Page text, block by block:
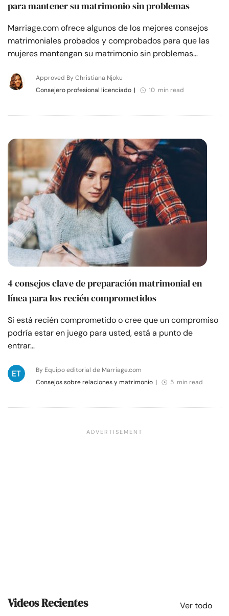
para mantener su matrimonio sin problemas
Marriage.com ofrece algunos de los mejores consejos
matrimoniales probados y comprobados para que las
mujeres mantengan su matrimonio sin problemas…
Approved By Christiana Njoku
Consejero profesional licenciado | 10 min read
4 consejos clave de preparación matrimonial en
línea para los recién comprometidos
Si está recién comprometido o cree que un compromiso
podría estar en juego para usted, está a punto de
entrar…
By Equipo editorial de Marriage.com
Consejos sobre relaciones y matrimonio | 5 min read
Videos Recientes Ver todo